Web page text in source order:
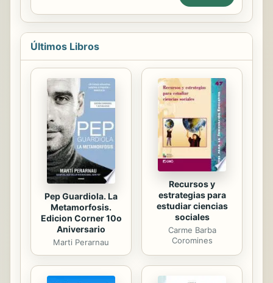
sueltos, flotaban. Atravesó el
pasadizo con lentitud, para no
herirla, con cuidado, con la frente
alta, el mentón salido. Logró ganar la
sala de entrada, luego el primer
peldaño de las escaleras. Consiguió
mantener firme su pie. Uno a uno,
con seguridad creciente, iba
subiendo los peldaños, por la parte
de fuera de la alfombra, para sentir la
seguridad del contacto. Y al...
Últimos Libros
Pep Guardiola. La
Metamorfosis.
Edicion Corner 10o
Aniversario
Marti Perarnau
Recursos y
estrategias para
estudiar ciencias
sociales
Carme Barba
Coromines